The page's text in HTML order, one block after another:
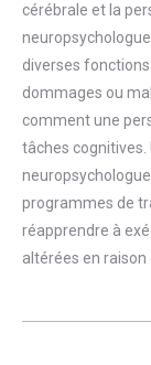
cérébrale et la
diverses
dommages ou
comment une
tâches cognitives.
programmes de
réapprendre à
altérées en raison